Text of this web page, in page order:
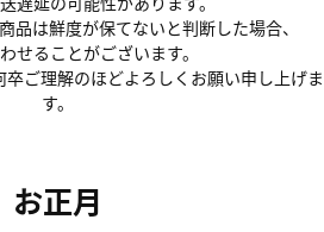
は鮮度が保てないと判断した場合、
せることがございます。
ご理解のほどよろしくお願い申し上げま
す。
お正月